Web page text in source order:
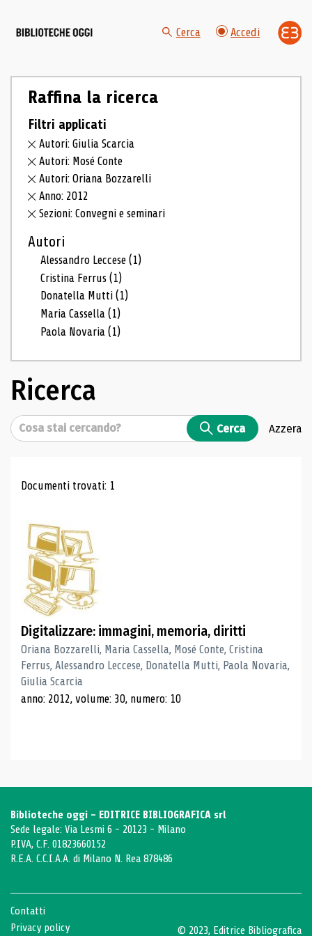
Cerca Accedi
Raffina la ricerca
Filtri applicati
Autori: Giulia Scarcia
Autori: Mosé Conte
Autori: Oriana Bozzarelli
Anno: 2012
Sezioni: Convegni e seminari
Autori
Alessandro Leccese(1)
Cristina Ferrus(1)
Donatella Mutti(1)
Maria Cassella(1)
Paola Novaria(1)
Ricerca
Cerca Cerca Azzera
Risultati di ricerca
Documenti trovati: 1
Digitalizzare: immagini, memoria, diritti
Oriana Bozzarelli, Maria Cassella, Mosé Conte, Cristina
Ferrus, Alessandro Leccese, Donatella Mutti, Paola Novaria,
Giulia Scarcia
anno: 2012, volume: 30, numero: 10
Biblioteche oggi - EDITRICE BIBLIOGRAFICA srl
Sede legale: Via Lesmi 6 - 20123 - Milano
P.IVA, C.F. 01823660152
R.E.A. C.C.I.A.A. di Milano N. Rea 878486
Contatti
Privacy policy
© 2023, Editrice Bibliografica